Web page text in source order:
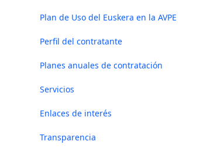
Plan de Uso del Euskera en la AVPE
Perfil del contratante
Planes anuales de contratación
Servicios
Enlaces de interés
Transparencia